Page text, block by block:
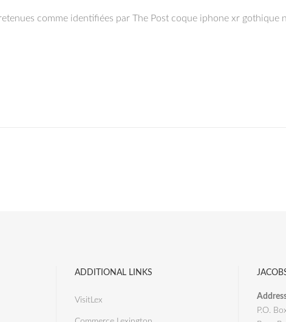
comme identifiées par The Post coque iphone xr
ADDITIONAL LINKS
VisitLex
P.O.